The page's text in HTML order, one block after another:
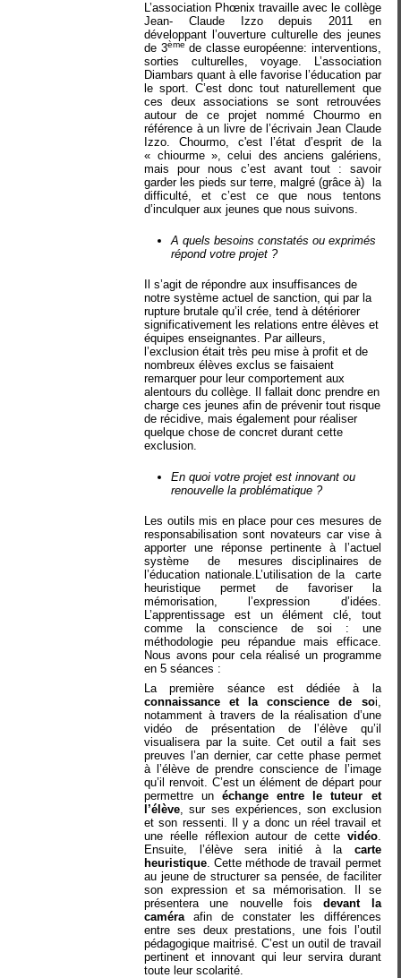
L’association Phœnix travaille avec le collège
Jean- Claude Izzo depuis 2011 en
développant l’ouverture culturelle des jeunes
de 3ème de classe européenne: interventions,
sorties culturelles, voyage. L’association
Diambars quant à elle favorise l’éducation par
le sport. C’est donc tout naturellement que
ces deux associations se sont retrouvées
autour de ce projet nommé Chourmo en
référence à un livre de l’écrivain Jean Claude
Izzo. Chourmo, c'est l’état d’esprit de la
« chiourme », celui des anciens galériens,
mais pour nous c’est avant tout : savoir
garder les pieds sur terre, malgré (grâce à)
la
difficulté, et c’est ce que nous tentons
d’inculquer aux jeunes que nous suivons.
A quels besoins constatés ou exprimés
répond votre projet ?
Il s’agit de répondre aux insuffisances de
notre système actuel de sanction, qui par la
rupture brutale qu’il crée, tend à détériorer
significativement les relations entre élèves et
équipes enseignantes. Par ailleurs,
l’exclusion était très peu mise à profit et de
nombreux élèves exclus se faisaient
remarquer pour leur comportement aux
alentours du collège. Il fallait donc prendre en
charge ces jeunes afin de prévenir tout risque
de récidive, mais également pour réaliser
quelque chose de concret durant cette
exclusion.
En quoi votre projet est innovant ou
renouvelle la problématique ?
Les outils mis en place pour ces mesures de
responsabilisation sont novateurs car vise à
apporter une réponse pertinente à l’actuel
système
de
mesures disciplinaires de
l’éducation nationale. L’utilisation de la
carte
heuristique permet de favoriser la
mémorisation, l’expression d’idées.
L’apprentissage est un élément clé, tout
comme la conscience de soi : une
méthodologie peu répandue mais efficace.
Nous avons pour cela réalisé un programme
en 5 séances :
La première séance est dédiée à la
connaissance et la conscience de soi,
notamment à travers de la réalisation d’une
vidéo de présentation de l’élève qu’il
visualisera par la suite. Cet outil a fait ses
preuves l’an dernier, car cette phase permet
à l’élève de prendre conscience de l’image
qu’il renvoit. C’est un élément de départ pour
permettre unéchange entre le tuteur et
l’élève , sur ses expériences, son exclusion
et son ressenti. Il y a donc un réel travail et
une réelle réflexion autour de cette vidéo.
Ensuite, l’élève sera initié à la carte
heuristique . Cette méthode de travail permet
au jeune de structurer sa pensée, de faciliter
son expression et sa mémorisation. Il se
présentera une nouvelle foisdevant la
caméra afin de constater les différences
entre ses deux prestations, une fois l’outil
pédagogique maitrisé. C’est un outil de travail
pertinent et innovant qui leur servira durant
toute leur scolarité.